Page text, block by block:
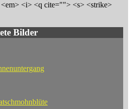
<i> <q cite=""> <s> <strike>
Bilder